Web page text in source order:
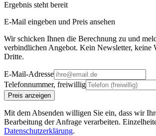
Ergebnis steht bereit
E-Mail eingeben und Preis ansehen
Wir schicken Ihnen die Berechnung zu und
verbindlichen Angebot. Kein Newsletter, keine
Dritte.
E-Mail-Adresse
Telefonnummer, freiwillig
Preis anzeigen
Mit dem Absenden willigen Sie ein, dass wir
Bearbeitung der Anfrage verarbeiten.
Datenschutzerklärung.